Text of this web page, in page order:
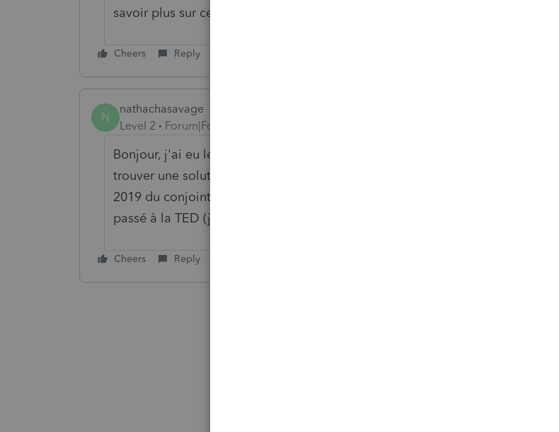
savoir plus sur ces règles,
Cheers Reply
N
nathachasavage
Level 2
Forum|Forum|6 years ago
Bonjour, j'ai eu le même problème, je ne sais pas si vous êtes parvenu à
trouver une solution? J'ai modifié manuellement le montant de revenu net de
2019 du conjoint sur la page 1 de la T1 (du conjoint pas en faillite) puis ça
passé à la TED (j'ai pris le revenu net total pré + post)
Cheers Reply